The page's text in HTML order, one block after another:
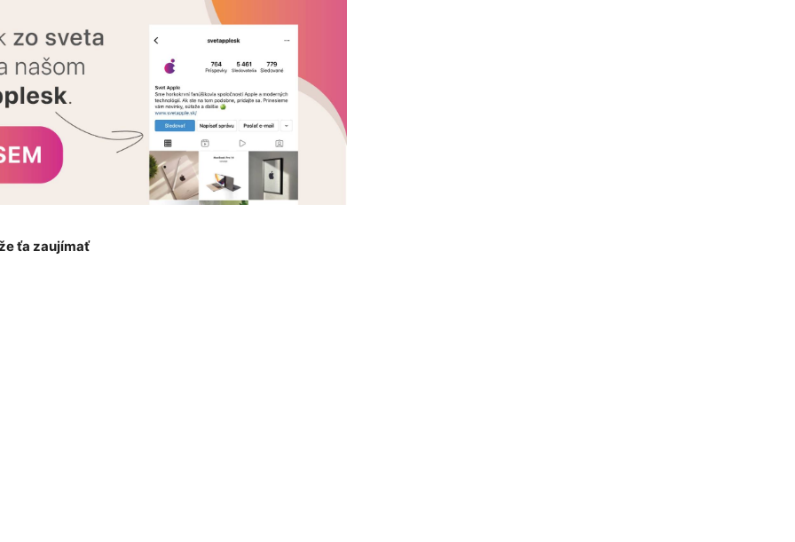
ťa zaujímať